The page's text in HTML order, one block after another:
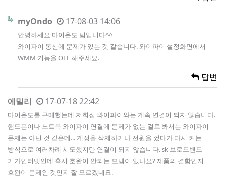
myOndo 17-08-03 14:06
안녕하세요 마이온도 팀입니다^^
와이파이 통신에 문제가 있는 것 같습니다. 와이파이 설정화면에서
WMM 기능을 OFF 해주세요.
답변
에밀리 17-07-18 22:42
마이온도를 구매했는데 저희집 와이파이와는 계속 연결이 되지 않습니다.
핸드폰이나 노트북 와이파이 연결에 문제가 없는 걸로 봐서는 와이파이
문제는 아닌 것 같은데... 계정을 삭제하거나 전원을 껐다가 다시 켜는
방식으로 여러차례 시도했지만 연결이 되지 않습니다. sk 브로드밴드
기가인터넷인데 혹시 호완이 안되는 모뎀이 있나요? 제품의 결함인지
호완이 문제인 것인지 잘 모르겠네요.